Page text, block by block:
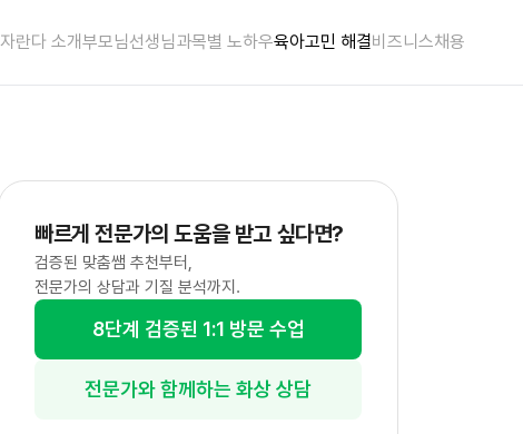
자란다 소개부모님선생님과목별 노하우육아고민 해결비즈니스채용
빠르게 전문가의 도움을 받고 싶다면?
검증된 맞춤쌤 추천부터,
전문가의 상담과 기질 분석까지.
8단계 검증된 1:1 방문 수업
전문가와 함께하는 화상 상담